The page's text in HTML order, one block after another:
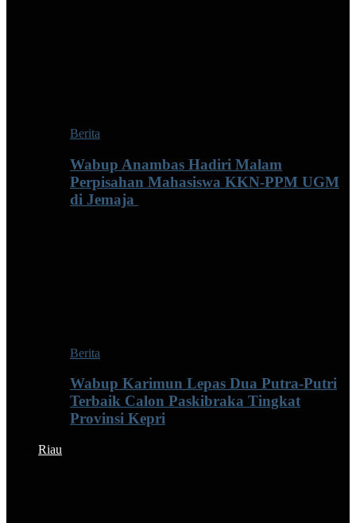
Berita
Wabup Anambas Hadiri Malam
Perpisahan Mahasiswa KKN-PPM UGM
di Jemaja ‎
Berita
Wabup Karimun Lepas Dua Putra-Putri
Terbaik Calon Paskibraka Tingkat
Provinsi Kepri
Riau